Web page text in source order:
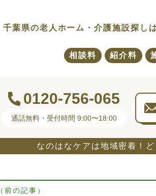
千葉県の老人ホーム・介護施設探しは
相談料 紹介料
0120-756-065
通話無料・受付時間 9:00〜18:00
なのはなケアは地域密着！
（前の記事）